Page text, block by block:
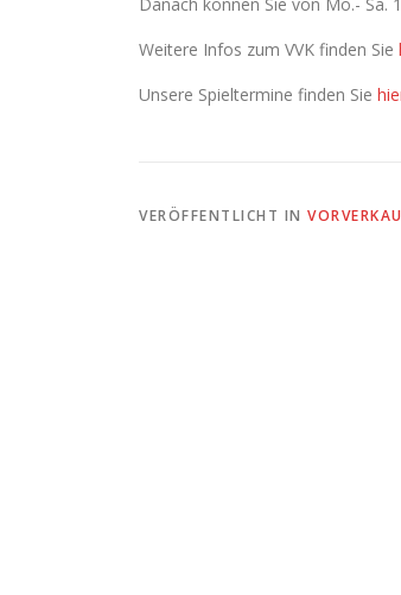
Weitere Infos zum VVK finden Sie
Unsere Spieltermine finden Sie
VERÖFFENTLICHT IN